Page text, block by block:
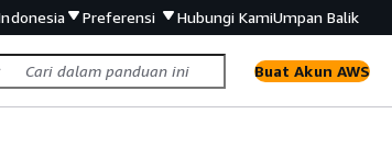
Preferensi Hubungi KamiUmpan Balik
Buat Akun AWS